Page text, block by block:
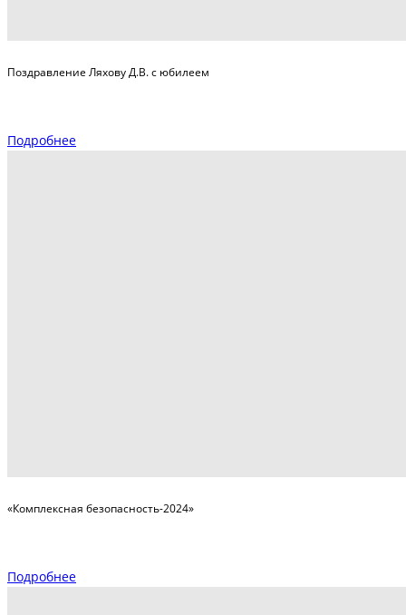
Поздравление Ляхову Д.В. с юбилеем
Подробнее
«Комплексная безопасность-2024»
Подробнее